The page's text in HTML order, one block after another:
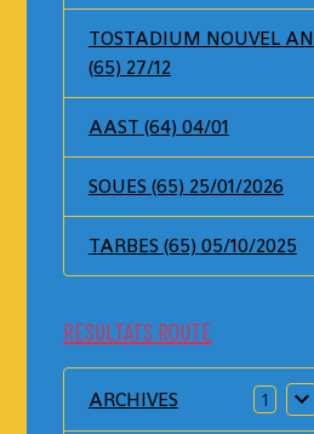
TOSTADIUM NOUVEL AN
(65) 27/12
AAST (64) 04/01
SOUES (65) 25/01/2026
TARBES (65) 05/10/2025
RESULTATS ROUTE
ARCHIVES 1